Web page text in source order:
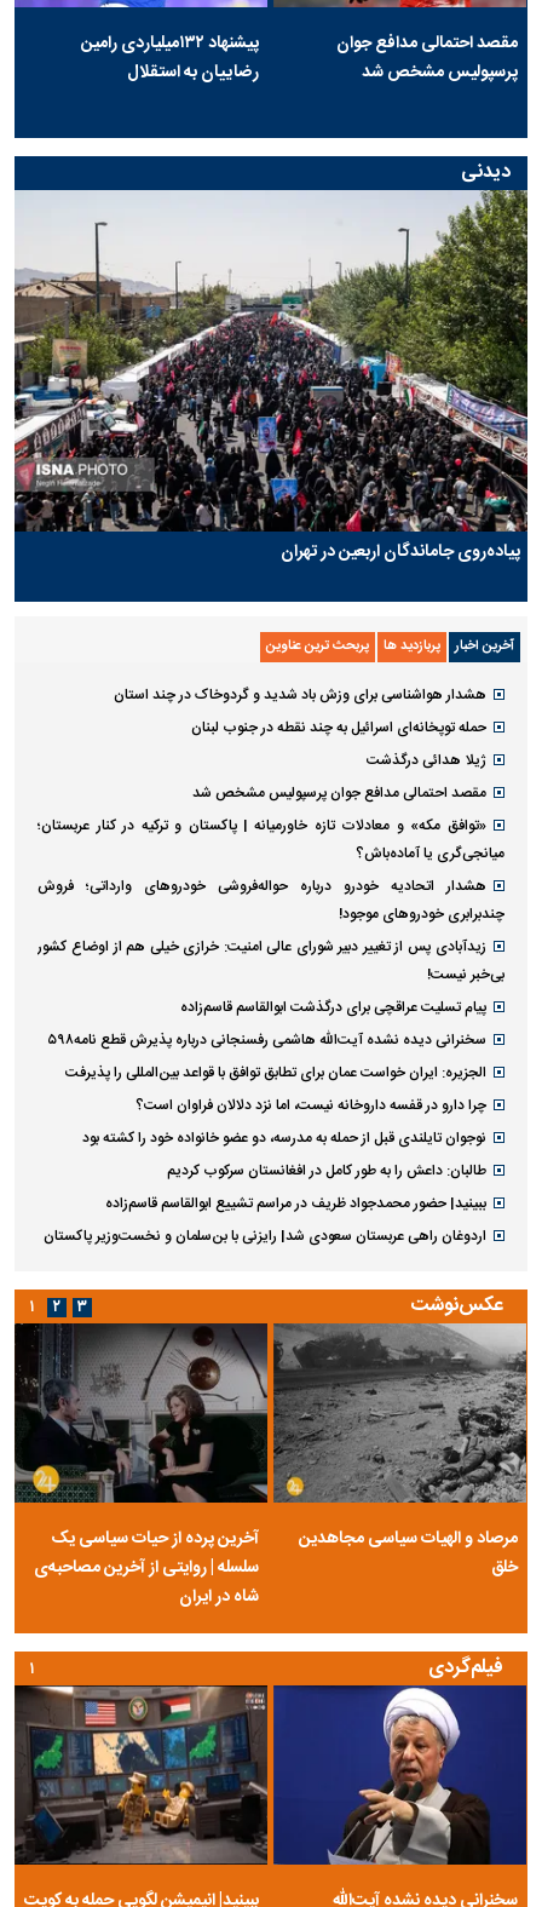
مقصد احتمالی مدافع جوان
پرسپولیس مشخص شد
پیشنهاد ۱۳۲میلیاردی رامین
رضاییان به استقلال
دیدنی
پیاده‌روی جاماندگان اربعین در تهران
آخرین اخبار پربازدید ها پربحث ترین عناوین
هشدار هواشناسی برای وزش باد شدید و گردوخاک در چند استان
حمله توپخانه‌ای اسرائیل به چند نقطه در جنوب لبنان
ژیلا هدائی درگذشت
مقصد احتمالی مدافع جوان پرسپولیس مشخص شد
«توافق مکه» و معادلات تازه خاورمیانه | پاکستان و ترکیه در کنار عربستان؛
میانجی‌گری یا آماده‌باش؟
هشدار اتحادیه خودرو درباره حواله‌فروشی خودروهای وارداتی‌؛ فروش
چندبرابری خودروهای موجود!
زیدآبادی پس از تغییر دبیر شورای عالی امنیت: خرازی خیلی هم از اوضاع کشور
بی‌خبر نیست!
پیام تسلیت عراقچی برای درگذشت ابوالقاسم قاسم‌زاده
سخنرانی دیده نشده آیت‌الله هاشمی رفسنجانی درباره پذیرش قطع نامه۵۹۸
الجزیره: ایران خواست عمان برای تطابق توافق با قواعد بین‌المللی را پذیرفت
چرا دارو در قفسه داروخانه نیست، اما نزد دلالان فراوان است؟
نوجوان تایلندی قبل از حمله به مدرسه، دو عضو خانواده خود را کشته بود
طالبان: داعش را به طور کامل در افغانستان سرکوب کردیم
ببینید| حضور محمدجواد ظریف در مراسم تشییع ابوالقاسم قاسم‌زاده
اردوغان راهی عربستان سعودی شد| رایزنی با بن‌سلمان و نخست‌وزیر پاکستان
عکس‌نوشت
مرصاد و الهیات سیاسی مجاهدین
خلق
آخرین پرده از حیات سیاسی یک
سلسله | روایتی از آخرین مصاحبه‌ی
شاه در ایران
۱ ۲ ۳
فیلم‌گردی
سخنرانی دیده نشده آیت‌الله
ببینید| انیمیشن لگویی حمله به کویت
۱